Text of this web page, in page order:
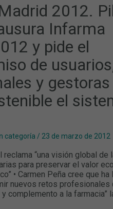
2012.
Infarma
y pide el
de
y
el
categoría / 23 de marzo de 2012
reclama “una visión global de
para preservar el valor
• Carmen Peña cree que
nuevos retos profesionales
complemento a la farmacia”